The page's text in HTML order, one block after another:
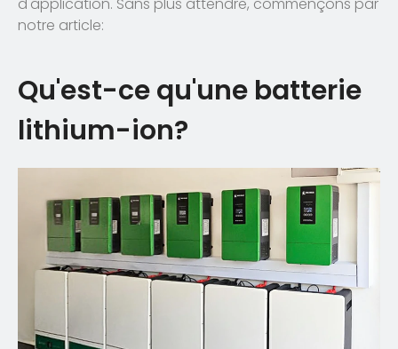
notre article:
Qu'est-ce qu'une batterie
lithium-ion?